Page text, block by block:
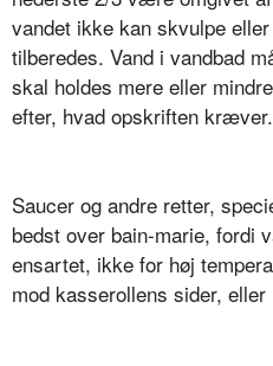
vandet ikke kan skvulpe
tilberedes. Vand i vandbad
skal holdes mere eller
efter, hvad opskriften kræver.
Saucer og andre retter,
bedst over bain-marie, fordi
ensartet, ikke for høj
mod kasserollens sider,